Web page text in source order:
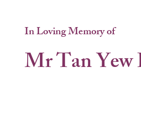
In Loving Memory of
Mr Tan Yew